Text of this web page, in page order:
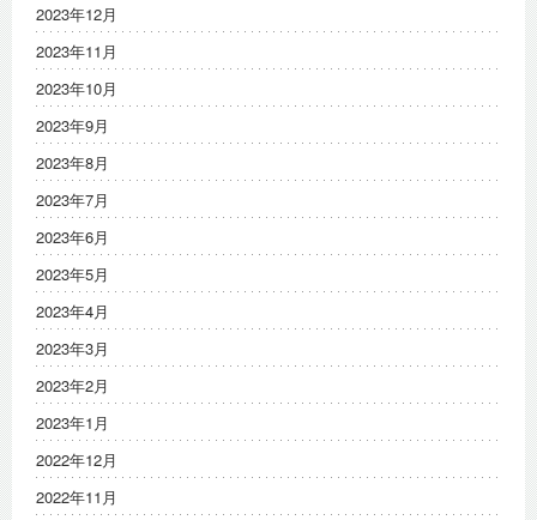
2023年12月
2023年11月
2023年10月
2023年9月
2023年8月
2023年7月
2023年6月
2023年5月
2023年4月
2023年3月
2023年2月
2023年1月
2022年12月
2022年11月